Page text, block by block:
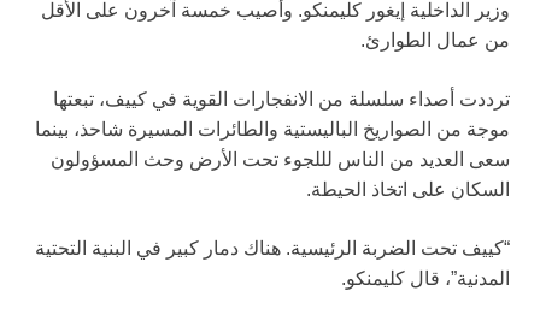
وزير الداخلية إيغور كليمنكو. وأصيب خمسة آخرون على الأقل
من عمال الطوارئ.
ترددت أصداء سلسلة من الانفجارات القوية في كييف، تبعتها
موجة من الصواريخ الباليستية والطائرات المسيرة شاحذ، بينما
سعى العديد من الناس لللجوء تحت الأرض وحث المسؤولون
السكان على اتخاذ الحيطة.
“كييف تحت الضربة الرئيسية. هناك دمار كبير في البنية التحتية
المدنية”، قال كليمنكو.